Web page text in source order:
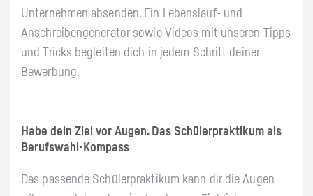
Unternehmen absenden. Ein Lebenslauf- und
Anschreibengenerator sowie Videos mit unseren Tipps
und Tricks begleiten dich in jedem Schritt deiner
Bewerbung.
Habe dein Ziel vor Augen. Das Schülerpraktikum als
Berufswahl-Kompass
Das passende Schülerpraktikum kann dir die Augen